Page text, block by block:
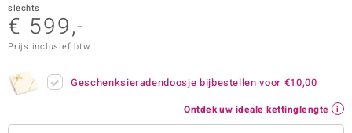
Paraíso
slechts
€ 599,-
Prijs inclusief btw
Geschenksieradendoosje bijbestellen voor €10,00
Ontdek uw ideale kettinglengte